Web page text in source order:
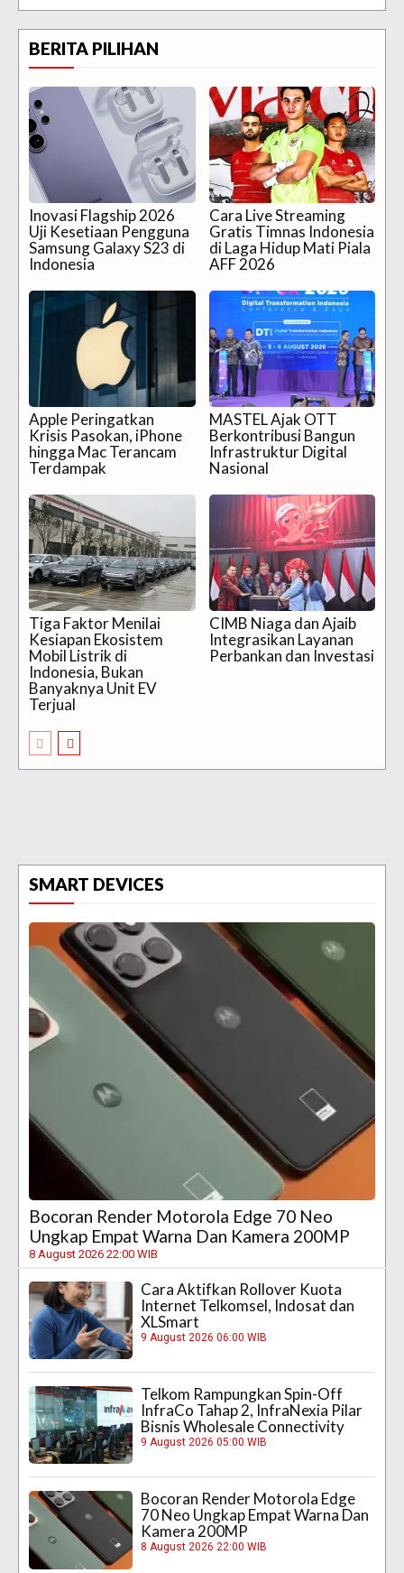
BERITA PILIHAN
Inovasi Flagship 2026
Uji Kesetiaan Pengguna
Samsung Galaxy S23 di
Indonesia
Cara Live Streaming
Gratis Timnas Indonesia
di Laga Hidup Mati Piala
AFF 2026
Apple Peringatkan
Krisis Pasokan, iPhone
hingga Mac Terancam
Terdampak
MASTEL Ajak OTT
Berkontribusi Bangun
Infrastruktur Digital
Nasional
Tiga Faktor Menilai
Kesiapan Ekosistem
Mobil Listrik di
Indonesia, Bukan
Banyaknya Unit EV
Terjual
CIMB Niaga dan Ajaib
Integrasikan Layanan
Perbankan dan Investasi
SMART DEVICES
Bocoran Render Motorola Edge 70 Neo
Ungkap Empat Warna Dan Kamera 200MP
8 August 2026 22:00 WIB
Cara Aktifkan Rollover Kuota
Internet Telkomsel, Indosat dan
XLSmart
9 August 2026 06:00 WIB
Telkom Rampungkan Spin-Off
InfraCo Tahap 2, InfraNexia Pilar
Bisnis Wholesale Connectivity
9 August 2026 05:00 WIB
Bocoran Render Motorola Edge
70 Neo Ungkap Empat Warna Dan
Kamera 200MP
8 August 2026 22:00 WIB